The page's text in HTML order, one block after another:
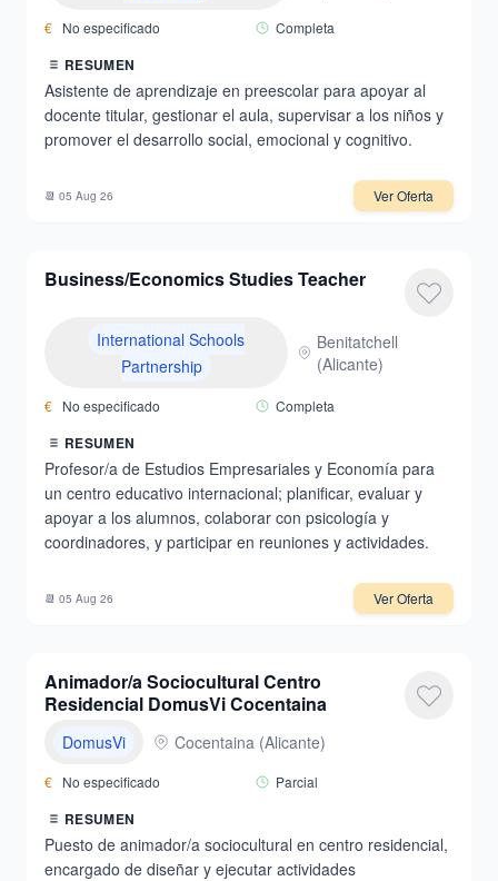
€ No especificado Completa
RESUMEN
Asistente de aprendizaje en preescolar para apoyar al
docente titular, gestionar el aula, supervisar a los niños y
promover el desarrollo social, emocional y cognitivo.
📆 05 Aug 26 Ver Oferta
Business/Economics Studies Teacher
International Schools
Partnership
Benitatchell
(Alicante)
€ No especificado Completa
RESUMEN
Profesor/a de Estudios Empresariales y Economía para
un centro educativo internacional; planificar, evaluar y
apoyar a los alumnos, colaborar con psicología y
coordinadores, y participar en reuniones y actividades.
📆 05 Aug 26 Ver Oferta
Animador/a Sociocultural Centro
Residencial DomusVi Cocentaina
DomusVi Cocentaina (Alicante)
€ No especificado Parcial
RESUMEN
Puesto de animador/a sociocultural en centro residencial,
encargado de diseñar y ejecutar actividades